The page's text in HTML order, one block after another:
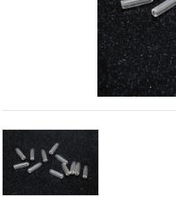
zobrazovali
obsah a
reklamu, a
to i s
pomocí
našich